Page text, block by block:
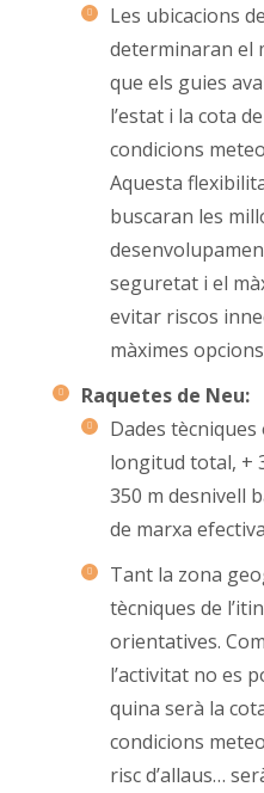
Les ubicacions
determinaran el
que els guies
l’estat i la cota
condicions
Aquesta
buscaran les
seguretat i el
evitar riscos
màximes
Raquetes de Neu:
Dades
longitud total, +
350 m desnivell
de marxa
Tant la zona
tècniques de
orientatives.
l’activitat no es
quina serà la
condicions
risc d’allaus…